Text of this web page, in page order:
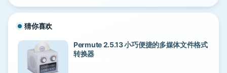
猜你喜欢
Permute 2.5.13 小巧便捷的多媒体文件格式
转换器